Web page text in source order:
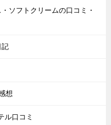
ソフトクリームの口コミ・
記
想
ル口コミ